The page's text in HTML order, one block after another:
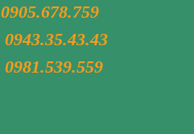
0905.678.759
0943.35.43.43
0981.539.559